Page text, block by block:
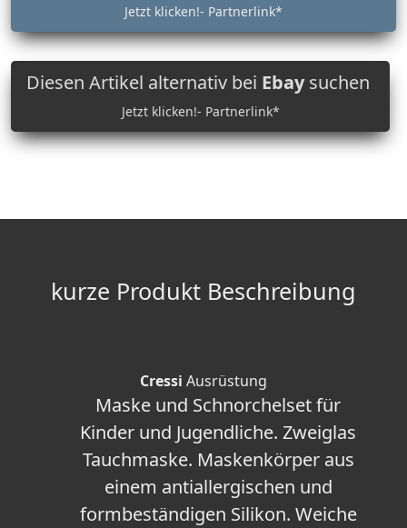
Jetzt klicken!- Partnerlink*
Diesen Artikel alternativ bei Ebaysuchen
Jetzt klicken!- Partnerlink*
kurze Produkt Beschreibung
Cressi Ausrüstung
Maske und Schnorchelset für
Kinder und Jugendliche. Zweiglas
Tauchmaske. Maskenkörper aus
einem antiallergischen und
formbeständigen Silikon. Weiche